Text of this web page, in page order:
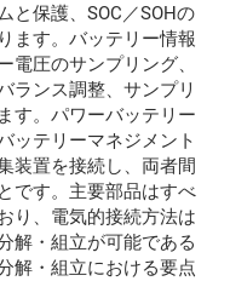
と保護、SOC／SOHの
ます。バッテリー情報
電圧のサンプリング、
ランス調整、サンプリ
す。パワーバッテリー
ッテリーマネジメント
装置を接続し、両者間
です。主要部品はすべ
り、電気的接続方法は
解・組立が可能である
解・組立における要点